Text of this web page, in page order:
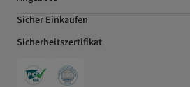
Sicher Einkaufen
Sicherheitszertifikat